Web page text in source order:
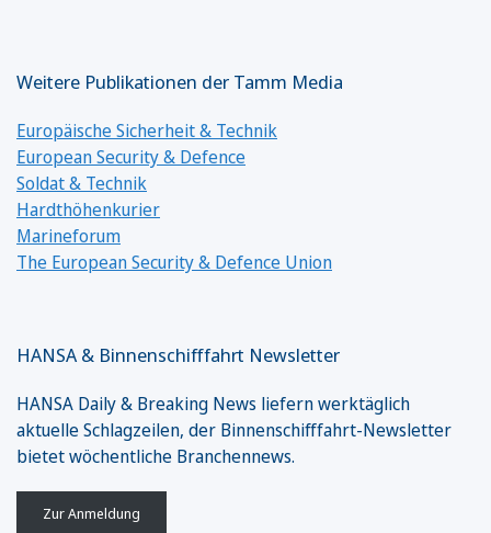
Weitere Publikationen der Tamm Media
Europäische Sicherheit & Technik
European Security & Defence
Soldat & Technik
Hardthöhenkurier
Marineforum
The European Security & Defence Union
HANSA & Binnenschifffahrt Newsletter
HANSA Daily & Breaking News liefern werktäglich
aktuelle Schlagzeilen, der Binnenschifffahrt-Newsletter
bietet wöchentliche Branchennews.
Zur Anmeldung